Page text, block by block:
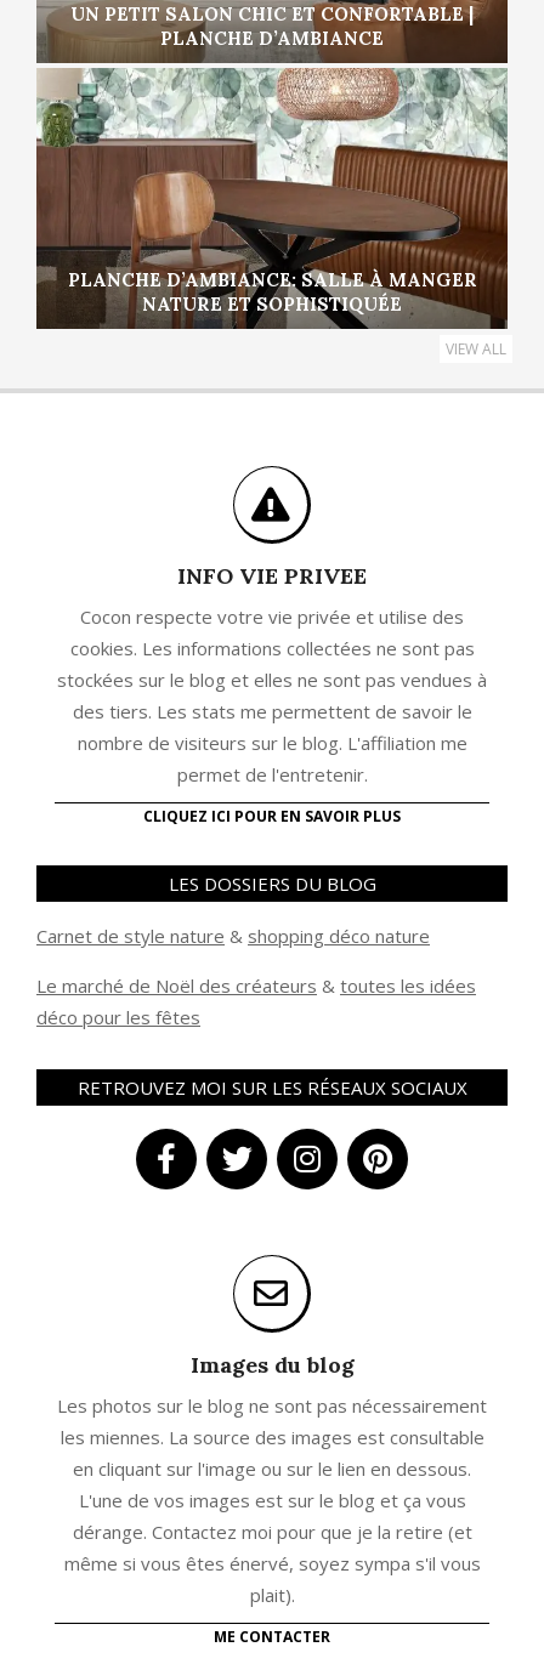
UN PETIT SALON CHIC ET CONFORTABLE |
PLANCHE D’AMBIANCE
PLANCHE D’AMBIANCE: SALLE À MANGER
NATURE ET SOPHISTIQUÉE
VIEW ALL
INFO VIE PRIVEE
Cocon respecte votre vie privée et utilise des
cookies. Les informations collectées ne sont pas
stockées sur le blog et elles ne sont pas vendues à
des tiers. Les stats me permettent de savoir le
nombre de visiteurs sur le blog. L'affiliation me
permet de l'entretenir.
CLIQUEZ ICI POUR EN SAVOIR PLUS
LES DOSSIERS DU BLOG
Carnet de style nature & shopping déco nature
Le marché de Noël des créateurs & toutes les idées
déco pour les fêtes
RETROUVEZ MOI SUR LES RÉSEAUX SOCIAUX
Images du blog
Les photos sur le blog ne sont pas nécessairement
les miennes. La source des images est consultable
en cliquant sur l'image ou sur le lien en dessous.
L'une de vos images est sur le blog et ça vous
dérange. Contactez moi pour que je la retire (et
même si vous êtes énervé, soyez sympa s'il vous
plait).
ME CONTACTER